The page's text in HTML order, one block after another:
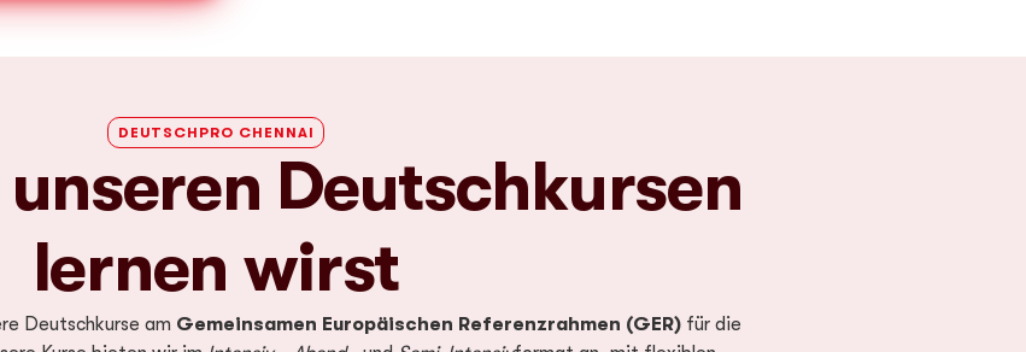
DEUTSCHPRO CHENNAI
Deutschkursen
lernen wirst
Deutschkurse am Gemeinsamen Europäischen Referenzrahmen (GER)für die